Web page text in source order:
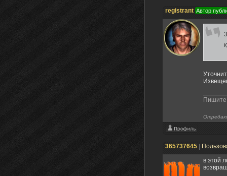
registrant Автор
Пишите
365737645
в этой